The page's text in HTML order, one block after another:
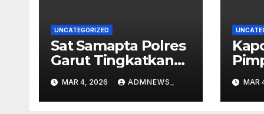
UNCATEGORIZED
Sat Samapta Polres
Garut Tingkatkan
Patroli di Pusat
Perbelanjaan
MAR 4, 2026 ADMNEWS_ MAR